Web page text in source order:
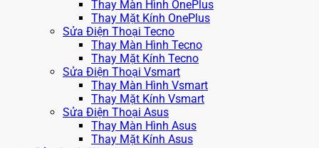
Thay Màn Hình OnePlus
Thay Mặt Kính OnePlus
Sửa Điện Thoại Tecno
Thay Màn Hình Tecno
Thay Mặt Kính Tecno
Sửa Điện Thoại Vsmart
Thay Màn Hình Vsmart
Thay Mặt Kính Vsmart
Sửa Điện Thoại Asus
Thay Màn Hình Asus
Thay Mặt Kính Asus